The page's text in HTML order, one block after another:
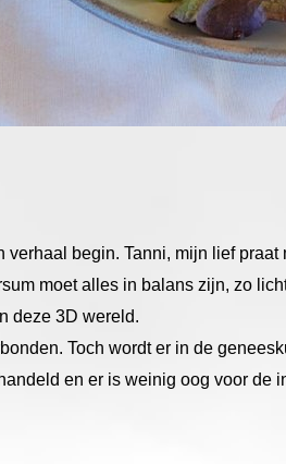
verhaal begin. Tanni, mijn lief
moet alles in balans zijn, zo
deze 3D wereld.
Toch wordt er in de
en er is weinig oog voor